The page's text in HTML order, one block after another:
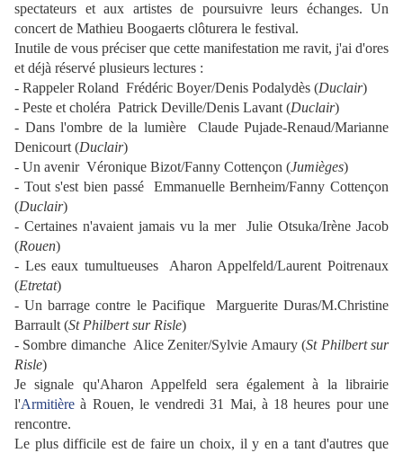
spectateurs et aux artistes de poursuivre leurs échanges. Un
concert de Mathieu Boogaerts clôturera le festival.
Inutile de vous préciser que cette manifestation me ravit, j'ai d'ores
et déjà réservé plusieurs lectures :
- Rappeler Roland Frédéric Boyer/Denis Podalydès (Duclair)
- Peste et choléra Patrick Deville/Denis Lavant (Duclair)
- Dans l'ombre de la lumière Claude Pujade-Renaud/Marianne
Denicourt (Duclair)
- Un avenir Véronique Bizot/Fanny Cottençon (Jumièges)
- Tout s'est bien passé Emmanuelle Bernheim/Fanny Cottençon
(Duclair)
- Certaines n'avaient jamais vu la mer Julie Otsuka/Irène Jacob
(Rouen)
- Les eaux tumultueuses Aharon Appelfeld/Laurent Poitrenaux
(Etretat)
- Un barrage contre le Pacifique Marguerite Duras/M.Christine
Barrault (St Philbert sur Risle)
- Sombre dimanche Alice Zeniter/Sylvie Amaury (St Philbert sur
Risle)
Je signale qu'Aharon Appelfeld sera également à la librairie
l'Armitière à Rouen, le vendredi 31 Mai, à 18 heures pour une
rencontre.
Le plus difficile est de faire un choix, il y en a tant d'autres que